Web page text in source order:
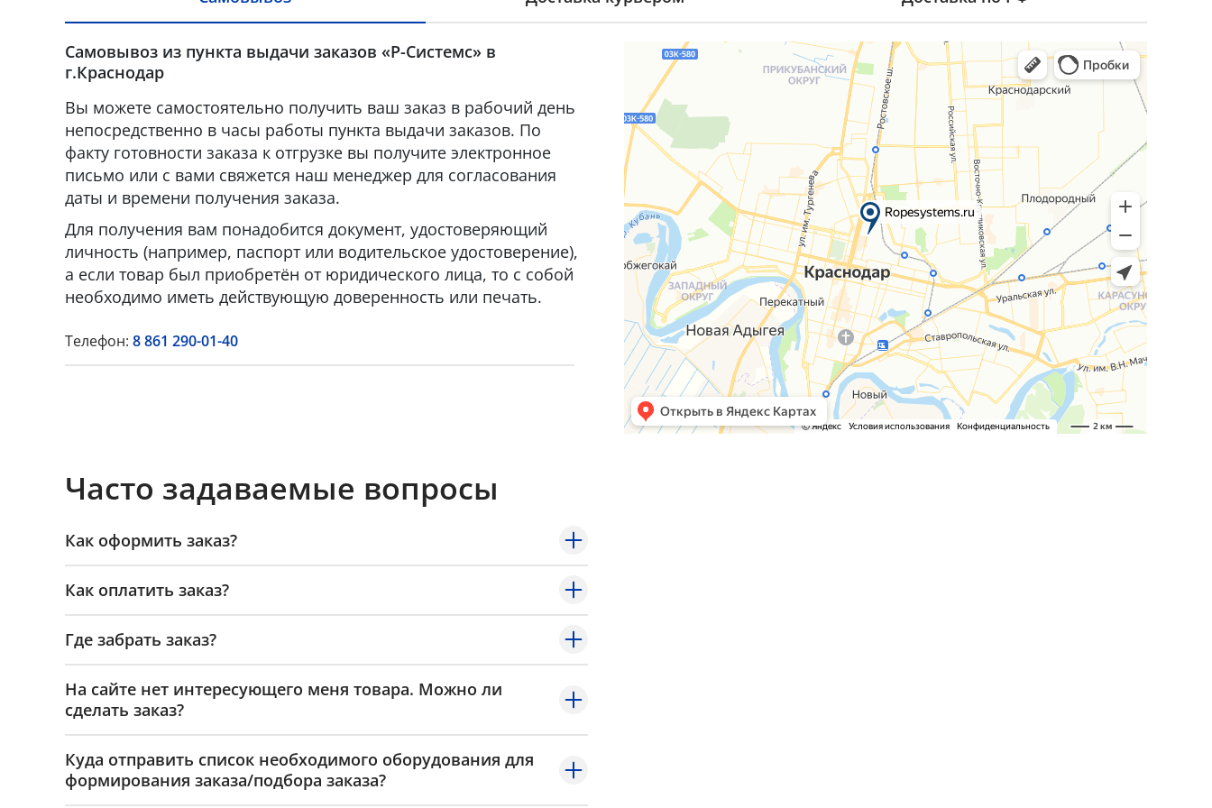
Самовывоз из пункта выдачи заказов «Р-Системс» в
г.Краснодар
Вы можете самостоятельно получить ваш заказ в рабочий день
непосредственно в часы работы пункта выдачи заказов. По
факту готовности заказа к отгрузке вы получите электронное
письмо или с вами свяжется наш менеджер для согласования
даты и времени получения заказа.
Для получения вам понадобится документ, удостоверяющий
личность (например, паспорт или водительское удостоверение),
а если товар был приобретён от юридического лица, то с собой
необходимо иметь действующую доверенность или печать.
Телефон: 8 861 290-01-40
Часто задаваемые вопросы
Как оформить заказ?
Как оплатить заказ?
Где забрать заказ?
На сайте нет интересующего меня товара. Можно ли
сделать заказ?
Куда отправить список необходимого оборудования для
формирования заказа/подбора заказа?